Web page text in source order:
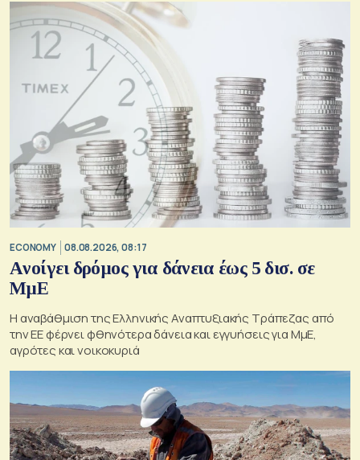
ECONOMY 08.08.2026, 08:17
Aνοίγει δρόμος για δάνεια έως 5 δισ. σε
ΜμΕ
Η αναβάθμιση της Ελληνικής Αναπτυξιακής Τράπεζας από
την ΕΕ φέρνει φθηνότερα δάνεια και εγγυήσεις για ΜμΕ,
αγρότες και νοικοκυριά